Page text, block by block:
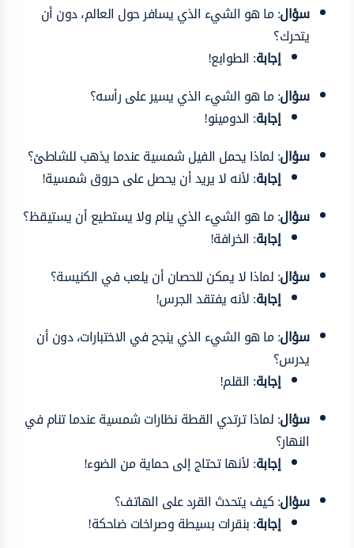
سؤال: ما هو الشيء الذي يسافر حول العالم، دون أن
يتحرك؟
إجابة: الطوابع!
سؤال: ما هو الشيء الذي يسير على رأسه؟
إجابة: الدومينو!
سؤال: لماذا يحمل الفيل شمسية عندما يذهب للشاطئ؟
إجابة: لأنه لا يريد أن يحصل على حروق شمسية!
سؤال: ما هو الشيء الذي ينام ولا يستطيع أن يستيقظ؟
إجابة: الخرافة!
سؤال: لماذا لا يمكن للحصان أن يلعب في الكنيسة؟
إجابة: لأنه يفتقد الجرس!
سؤال: ما هو الشيء الذي ينجح في الاختبارات، دون أن
يدرس؟
إجابة: القلم!
سؤال: لماذا ترتدي القطة نظارات شمسية عندما تنام في
النهار؟
إجابة: لأنها تحتاج إلى حماية من الضوء!
سؤال: كيف يتحدث القرد على الهاتف؟
إجابة: بنقرات بسيطة وصراخات ضاحكة!